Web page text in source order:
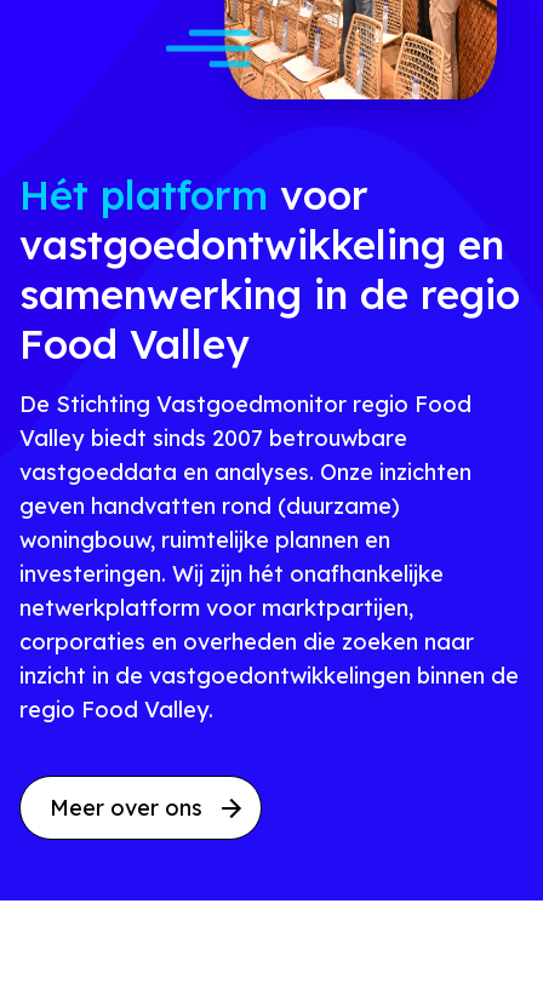
Hét platform voor
vastgoedontwikkeling en
samenwerking in de regio
Food Valley
De Stichting Vastgoedmonitor regio Food
Valley biedt sinds 2007 betrouwbare
vastgoeddata en analyses. Onze inzichten
geven handvatten rond (duurzame)
woningbouw, ruimtelijke plannen en
investeringen. Wij zijn hét onafhankelijke
netwerkplatform voor marktpartijen,
corporaties en overheden die zoeken naar
inzicht in de vastgoedontwikkelingen binnen de
regio Food Valley.
Meer over ons